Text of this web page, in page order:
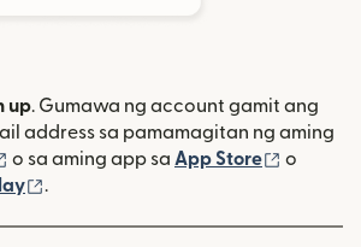
up. Gumawa ng account gamit ang
address sa pamamagitan ng aming
(bubukas sa bagong window)
o sa aming app sa App Store
o
(bubukas sa bagong window)
.